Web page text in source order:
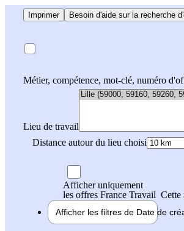
Imprimer Besoin d'aide sur la recherche
Métier, compétence, mot-clé, numéro
Lieu de travail
Distance autour du lieu choisi
Afficher uniquement
les offres France Travail Cette
Afficher les filtres de Date de